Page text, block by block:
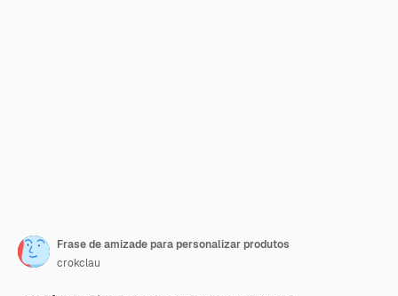
Frase de amizade para personalizar produtos
crokclau